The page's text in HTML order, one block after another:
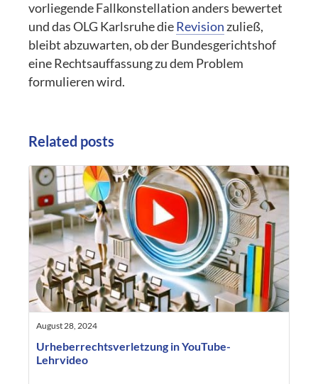
vorliegende Fallkonstellation anders bewertet
und das OLG Karlsruhe dieRevision zuließ,
bleibt abzuwarten, ob der Bundesgerichtshof
eine Rechtsauffassung zu dem Problem
formulieren wird.
Related posts
August 28, 2024
Urheberrechtsverletzung in YouTube-
Lehrvideo